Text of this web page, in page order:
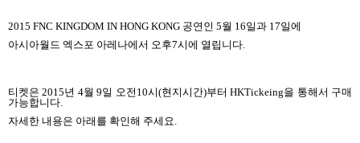
2015 FNC KINGDOM IN HONG KONG 공연인 5월 16일과 17일에
아시아월드 엑스포 아레나에서 오후7시에 열립니다.
티켓은2015년 4월9일 오전 10시(현지시간)부터HKTickeing을 통해서 구매
가능합니다
자세한 내용은 아래를 확인해 주세요.